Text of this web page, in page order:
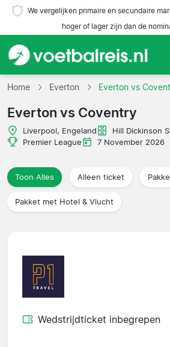
We vergelijken primaire en secundaire
hoger of lager zijn dan de
Home
Teams
Competities
Reisorganisaties
Home Everton Everton vs
Everton vs Coventry
Liverpool, Engeland
Hill Dickinson
Premier League
7 November 2026
Toon Alles Alleen ticket
Pakket met Hotel & Vlucht
Wedstrijdticket inbegrepen